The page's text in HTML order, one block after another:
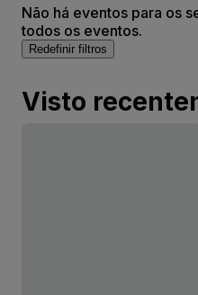
Não há eventos para os
todos os eventos.
Redefinir filtros
Visto